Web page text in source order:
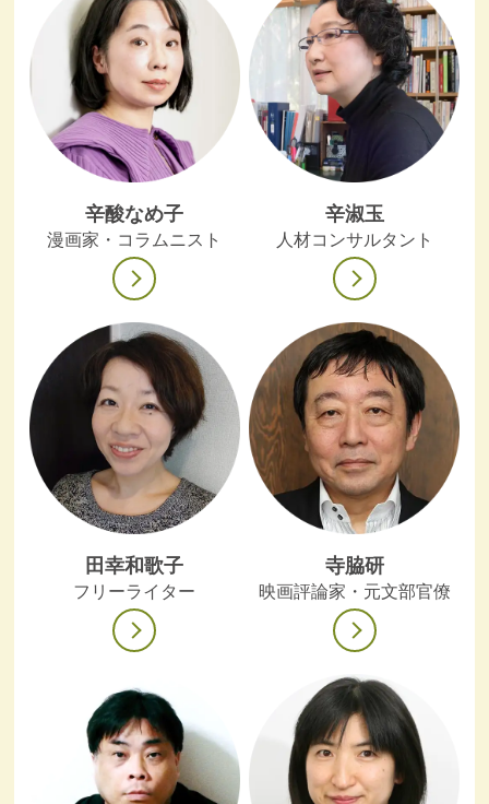
辛酸なめ子
漫画家・コラムニスト
辛淑玉
人材コンサルタント
田幸和歌子
フリーライター
寺脇研
映画評論家・元文部官僚